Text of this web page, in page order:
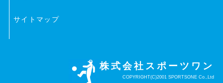
サイトマップ
株式会社スポーツワン
COPYRIGHT(C)2001 SPORTSONE Co.,Ltd